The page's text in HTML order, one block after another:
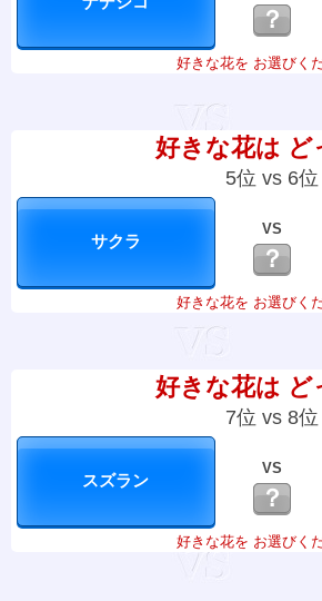
？
好きな花を お選びくだ
好きな花は ど
5位 vs 6位
VS
？
好きな花を お選びくだ
好きな花は ど
7位 vs 8位
VS
？
好きな花を お選びくだ